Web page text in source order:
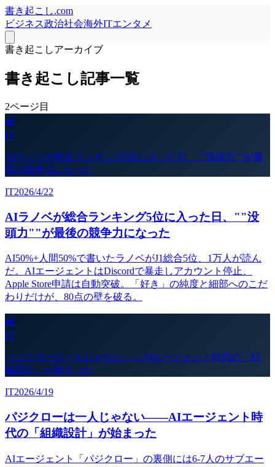
書き起こし.com
ビジネス政治社会海外ITエンタメ
書き起こしアーカイブ
書き起こし記事一覧
2ページ目
💻
IT
AIラノベが総合ランキング5位に入った日、""没頭力""が最
後の競争力になった
IT2026/4/22
AIラノベが総合ランキング5位に入った日、""没
頭力""が最後の競争力になった
AI50%+人間50%で書いたラノベがJ1総合5位、1万人が読ん
だ。AIエージェントはDiscordで暴走しアカウント停止、
Apple Store申請は自動突破。「好き」の純度と細部へのこだ
わりだけが、80点の壁を破る。
💻
IT
パジクローは一人じゃない——AIエージェント時代の「組
織設計」が始まった
IT2026/4/19
パジクローは一人じゃない——AIエージェント時
代の「組織設計」が始まった
AIエージェント「パジクロー」の裏側には6-7人のサブエー